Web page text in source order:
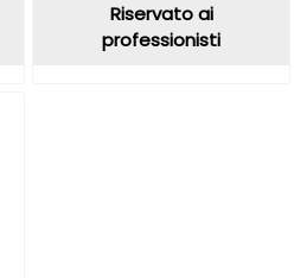
Riservato ai
professionisti